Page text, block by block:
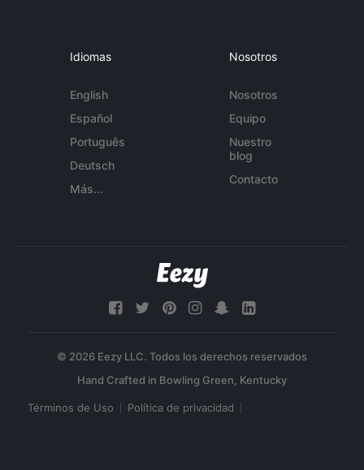
Idiomas
English
Español
Português
Deutsch
Más...
Nosotros
Nosotros
Equipo
Nuestro
blog
Contacto
© 2026 Eezy LLC. Todos los derechos reservados
Términos de Uso Política de privacidad